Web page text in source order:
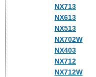
NX713
NX613
NX513
NX702W
NX403
NX712
NX712W